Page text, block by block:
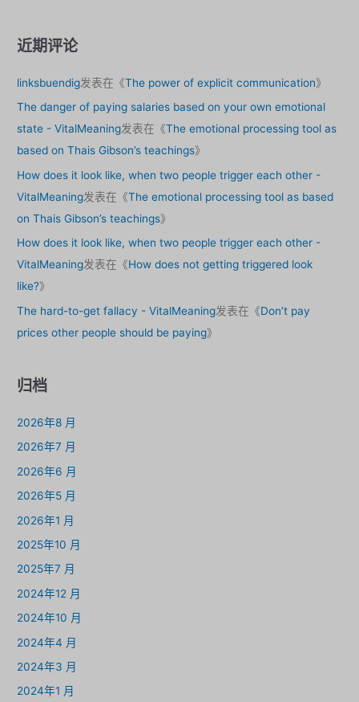
近期评论
linksbuendig发表在《The power of explicit communication》
The danger of paying salaries based on your own emotional
state - VitalMeaning发表在《The emotional processing tool as
based on Thais Gibson’s teachings》
How does it look like, when two people trigger each other -
VitalMeaning发表在《The emotional processing tool as based
on Thais Gibson’s teachings》
How does it look like, when two people trigger each other -
VitalMeaning发表在《How does not getting triggered look
like?》
The hard-to-get fallacy - VitalMeaning发表在《Don’t pay
prices other people should be paying》
归档
2026年8 月
2026年7 月
2026年6 月
2026年5 月
2026年1 月
2025年10 月
2025年7 月
2024年12 月
2024年10 月
2024年4 月
2024年3 月
2024年1 月